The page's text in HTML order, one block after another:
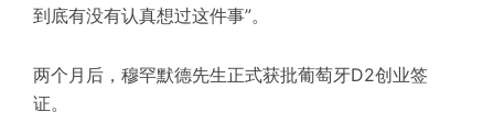
到底有没有认真想过这件事”。
两个月后，穆罕默德先生正式获批葡萄牙D2创业签
证。